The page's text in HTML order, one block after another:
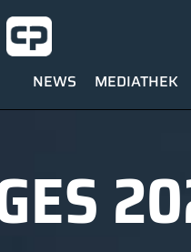
NEWS MEDIATHEK